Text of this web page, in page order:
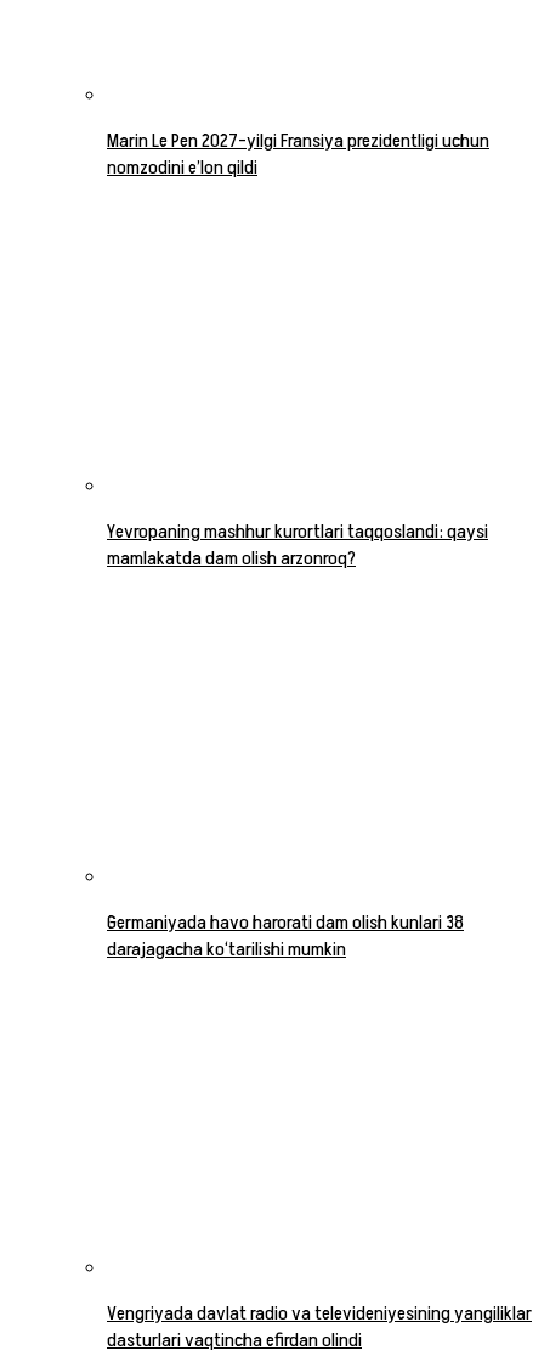
Marin Le Pen 2027-yilgi Fransiya prezidentligi uchun
nomzodini e’lon qildi
Yevropaning mashhur kurortlari taqqoslandi: qaysi
mamlakatda dam olish arzonroq?
Germaniyada havo harorati dam olish kunlari 38
darajagacha ko‘tarilishi mumkin
Vengriyada davlat radio va televideniyesining yangiliklar
dasturlari vaqtincha efirdan olindi